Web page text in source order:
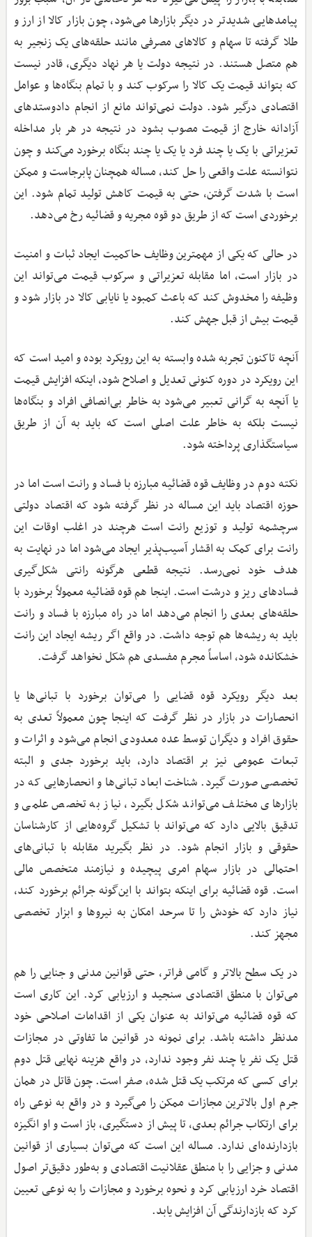
پیامدهایی شدیدتر در دیگر بازارها می‌شود، چون بازار کالا از ارز و
طلا گرفته تا سهام و کالاهای مصرفی مانند حلقه‌های یک زنجیر به
هم متصل هستند. در نتیجه دولت یا هر نهاد دیگری، قادر نیست
که بتواند قیمت یک کالا را سرکوب کند و با تمام بنگاه‌ها و عوامل
اقتصادی درگیر شود. دولت نمی‌تواند مانع از انجام دادوستدهای
آزادانه خارج از قیمت مصوب بشود در نتیجه در هر بار مداخله
تعزیراتی با یک یا چند فرد یا یک یا چند بنگاه برخورد می‌کند و چون
نتوانسته علت واقعی را حل کند، مساله همچنان پابرجاست و ممکن
است با شدت گرفتن، حتی به قیمت کاهش تولید تمام ‌شود. این
برخوردی است که از طریق دو قوه مجریه و قضائیه رخ می‌دهد.
در حالی که یکی از مهمترین وظایف حاکمیت ایجاد ثبات و امنیت
در بازار است، اما مقابله تعزیراتی و سرکوب قیمت می‌تواند این
وظیفه را مخدوش کند که باعث کمبود یا نایابی کالا در بازار شود و
قیمت بیش از قبل جهش کند.
آنچه تاکنون تجربه شده وابسته به این رویکرد بوده و امید است که
این رویکرد در دوره کنونی تعدیل و اصلاح شود، اینکه افزایش قیمت
یا آنچه به گرانی تعبیر می‌شود به خاطر بی‌انصافی افراد و بنگاه‌ها
نیست بلکه به خاطر علت اصلی است که باید به آن از طریق
سیاستگذاری پرداخته شود.
نکته دوم در وظایف قوه قضائیه مبارزه با فساد و رانت است اما در
حوزه اقتصاد باید این مساله در نظر گرفته شود که اقتصاد دولتی
سرچشمه تولید و توزیع رانت است هرچند در اغلب اوقات این
رانت برای کمک به اقشار آسیب‌پذیر ایجاد می‌شود اما در نهایت به
هدف خود نمی‌رسد. نتیجه قطعی هرگونه رانتی شکل‌گیری
فسادهای ریز و درشت است. اینجا هم قوه قضائیه معمولاً برخورد با
حلقه‌های بعدی را انجام می‌دهد اما در راه مبارزه با فساد و رانت
باید به ریشه‌ها هم توجه داشت. در واقع اگر ریشه ایجاد این رانت
خشکانده شود، اساساً مجرم مفسدی هم شکل نخواهد گرفت.
بعد دیگر رویکرد قوه قضایی را می‌توان برخورد با تبانی‌ها یا
انحصارات در بازار در نظر گرفت که اینجا چون معمولاً تعدی به
حقوق افراد و دیگران توسط عده‌ معدودی انجام می‌شود و اثرات و
تبعات عمومی نیز بر اقتصاد دارد، باید برخورد جدی و البته
تخصصی صورت گیرد. شناخت ابعاد تبانی‌ها و انحصارهایی که در
بازارهای مختلف می‌تواند شکل بگیرد، نیاز به تخصص علمی و
تدقیق بالایی دارد که می‌تواند با تشکیل گروه‌هایی از کارشناسان
حقوقی و بازار انجام شود. در نظر بگیرید مقابله با تبانی‌های
احتمالی در بازار سهام امری پیچیده و نیازمند متخصص مالی
است. قوه قضائیه برای اینکه بتواند با این‌گونه جرائم برخورد کند،
نیاز دارد که خودش را تا سرحد امکان به نیروها و ابزار تخصصی
مجهز کند.
در یک سطح بالاتر و گامی فراتر، حتی قوانین مدنی و جنایی را هم
می‌توان با منطق اقتصادی سنجید و ارزیابی کرد. این کاری است
که قوه قضائیه می‌تواند به عنوان یکی از اقدامات اصلاحی خود
مدنظر داشته باشد. برای نمونه در قوانین ما تفاوتی در مجازات
قتل یک نفر یا چند نفر وجود ندارد، در واقع هزینه نهایی قتل دوم
برای کسی که مرتکب یک قتل شده، صفر است. چون قاتل در همان
جرم اول بالاترین مجازات ممکن را می‌گیرد و در واقع به نوعی راه
برای ارتکاب جرائم بعدی، تا پیش از دستگیری، باز است و او انگیزه
بازدارنده‌ای ندارد. مساله این است که می‌توان بسیاری از قوانین
مدنی و جزایی را با منطق عقلانیت اقتصادی و به‌طور دقیق‌تر اصول
اقتصاد خرد ارزیابی کرد و نحوه برخورد و مجازات را به نوعی تعیین
کرد که بازدارندگی آن افزایش یابد.